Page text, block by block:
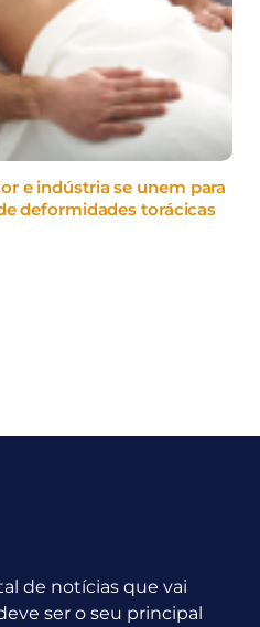
e indústria se unem para
deformidades torácicas
de notícias que vai
ser o seu principal